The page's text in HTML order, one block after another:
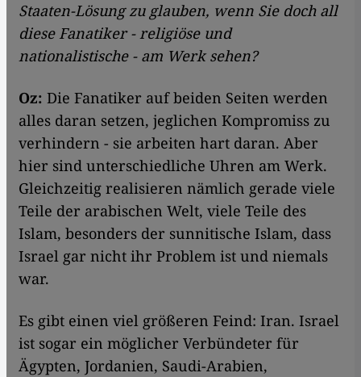
Staaten-Lösung zu glauben, wenn Sie doch all
diese Fanatiker - religiöse und
nationalistische - am Werk sehen?
Oz: Die Fanatiker auf beiden Seiten werden
alles daran setzen, jeglichen Kompromiss zu
verhindern - sie arbeiten hart daran. Aber
hier sind unterschiedliche Uhren am Werk.
Gleichzeitig realisieren nämlich gerade viele
Teile der arabischen Welt, viele Teile des
Islam, besonders der sunnitische Islam, dass
Israel gar nicht ihr Problem ist und niemals
war.
Es gibt einen viel größeren Feind: Iran. Israel
ist sogar ein möglicher Verbündeter für
Ägypten, Jordanien, Saudi-Arabien,